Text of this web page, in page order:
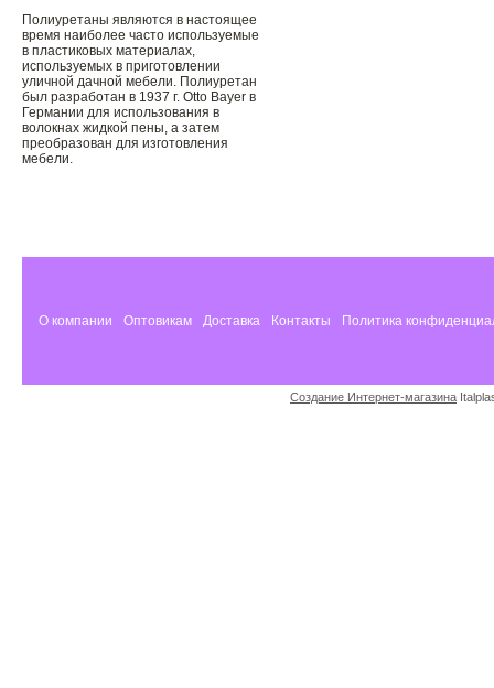
Полиуретаны являются в настоящее
время наиболее часто используемые
в пластиковых материалах,
используемых в приготовлении
уличной дачной мебели. Полиуретан
был разработан в 1937 г. Otto Bayer в
Германии для использования в
волокнах жидкой пены, а затем
преобразован для изготовления
мебели.
О компании Оптовикам Доставка Контакты Политика
Создание Интернет-магазина